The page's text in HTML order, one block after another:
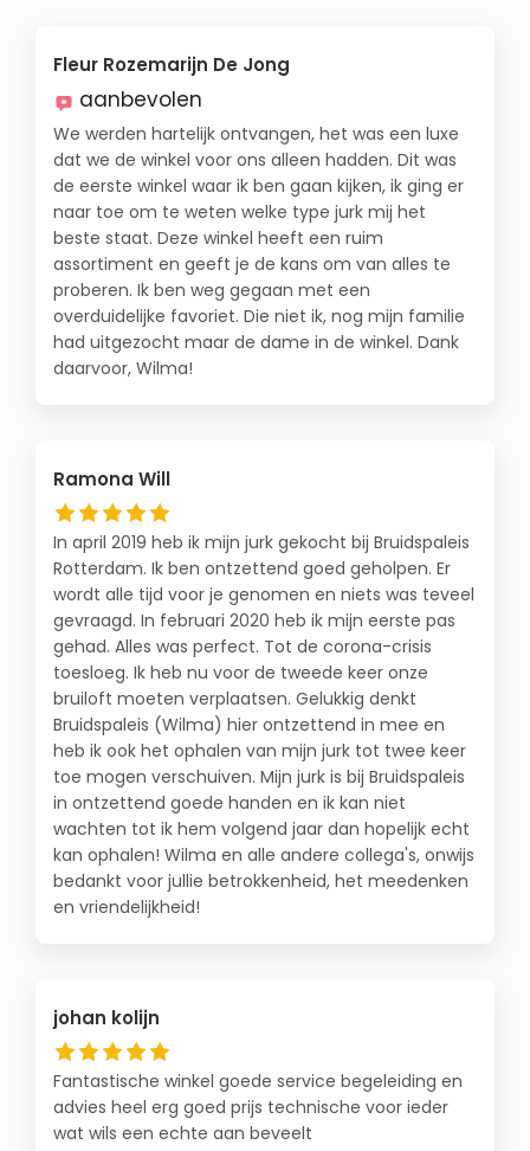
Fleur Rozemarijn De Jong
aanbevolen
We werden hartelijk ontvangen, het was een luxe
dat we de winkel voor ons alleen hadden. Dit was
de eerste winkel waar ik ben gaan kijken, ik ging er
naar toe om te weten welke type jurk mij het
beste staat. Deze winkel heeft een ruim
assortiment en geeft je de kans om van alles te
proberen. Ik ben weg gegaan met een
overduidelijke favoriet. Die niet ik, nog mijn familie
had uitgezocht maar de dame in de winkel. Dank
daarvoor, Wilma!
Ramona Will
In april 2019 heb ik mijn jurk gekocht bij Bruidspaleis
Rotterdam. Ik ben ontzettend goed geholpen. Er
wordt alle tijd voor je genomen en niets was teveel
gevraagd. In februari 2020 heb ik mijn eerste pas
gehad. Alles was perfect. Tot de corona-crisis
toesloeg. Ik heb nu voor de tweede keer onze
bruiloft moeten verplaatsen. Gelukkig denkt
Bruidspaleis (Wilma) hier ontzettend in mee en
heb ik ook het ophalen van mijn jurk tot twee keer
toe mogen verschuiven. Mijn jurk is bij Bruidspaleis
in ontzettend goede handen en ik kan niet
wachten tot ik hem volgend jaar dan hopelijk echt
kan ophalen! Wilma en alle andere collega's, onwijs
bedankt voor jullie betrokkenheid, het meedenken
en vriendelijkheid!
johan kolijn
Fantastische winkel goede service begeleiding en
advies heel erg goed prijs technische voor ieder
wat wils een echte aan beveelt